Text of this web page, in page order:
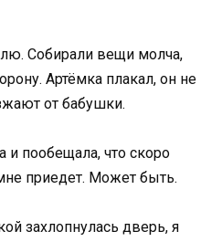
Собирали вещи молча,
Артёмка плакал, он не
от бабушки.
и пообещала, что скоро
приедет. Может быть.
захлопнулась дверь, я